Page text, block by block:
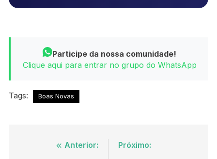
Participe da nossa comunidade!
Clique aqui para entrar no grupo do WhatsApp
Tags: Boas Novas
NavegaçãoAnterior:
Próximo: